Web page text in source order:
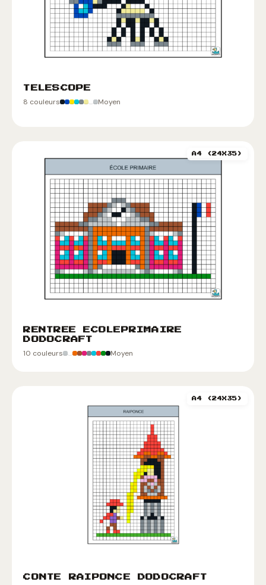
TELESCOPE
8 couleurs Moyen
A4 (24X35)
RENTREE ECOLEPRIMAIRE
DODOCRAFT
10 couleurs Moyen
A4 (24X35)
CONTE RAIPONCE DODOCRAFT